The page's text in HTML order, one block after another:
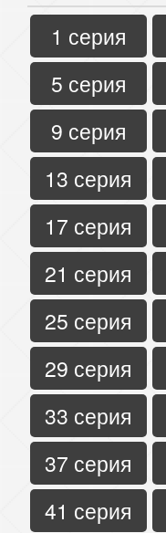
1 серия
5 серия
9 серия
13 серия
17 серия
21 серия
25 серия
29 серия
33 серия
37 серия
41 серия